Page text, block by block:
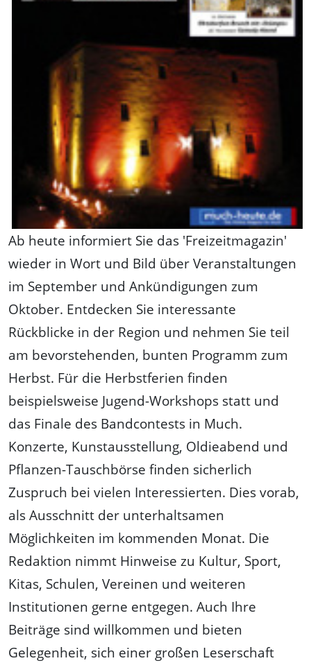
Ab heute informiert Sie das 'Freizeitmagazin'
wieder in Wort und Bild über Veranstaltungen
im September und Ankündigungen zum
Oktober. Entdecken Sie interessante
Rückblicke in der Region und nehmen Sie teil
am bevorstehenden, bunten Programm zum
Herbst. Für die Herbstferien finden
beispielsweise Jugend-Workshops statt und
das Finale des Bandcontests in Much.
Konzerte, Kunstausstellung, Oldieabend und
Pflanzen-Tauschbörse finden sicherlich
Zuspruch bei vielen Interessierten. Dies vorab,
als Ausschnitt der unterhaltsamen
Möglichkeiten im kommenden Monat. Die
Redaktion nimmt Hinweise zu Kultur, Sport,
Kitas, Schulen, Vereinen und weiteren
Institutionen gerne entgegen. Auch Ihre
Beiträge sind willkommen und bieten
Gelegenheit, sich einer großen Leserschaft